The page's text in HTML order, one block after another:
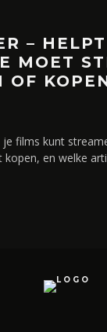
–
MOET
OF
je films kunt
en welke